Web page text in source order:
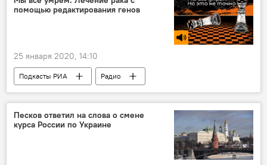
помощью редактирования генов
25 января 2020, 14:10
Подкасты РИА Радио
Песков ответил на слова о смене
курса России по Украине